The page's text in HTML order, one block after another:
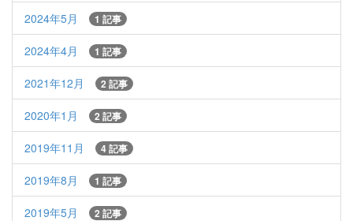
2024年5月 1 記事
2024年4月 1 記事
2021年12月 2 記事
2020年1月 2 記事
2019年11月 4 記事
2019年8月 1 記事
2019年5月 2 記事